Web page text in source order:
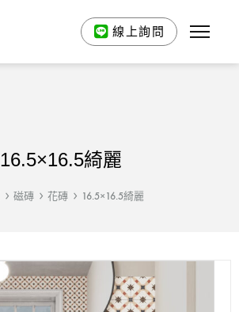
線上詢問
16.5×16.5綺麗
磁磚 花磚 16.5×16.5綺麗